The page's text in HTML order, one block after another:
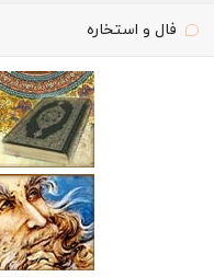
فال و استخاره